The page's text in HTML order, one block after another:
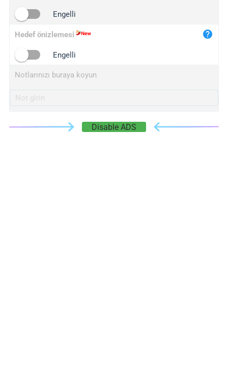
Engelli
Hedef önizlemesi
Engelli
Notlarınızı buraya koyun
Disable ADS